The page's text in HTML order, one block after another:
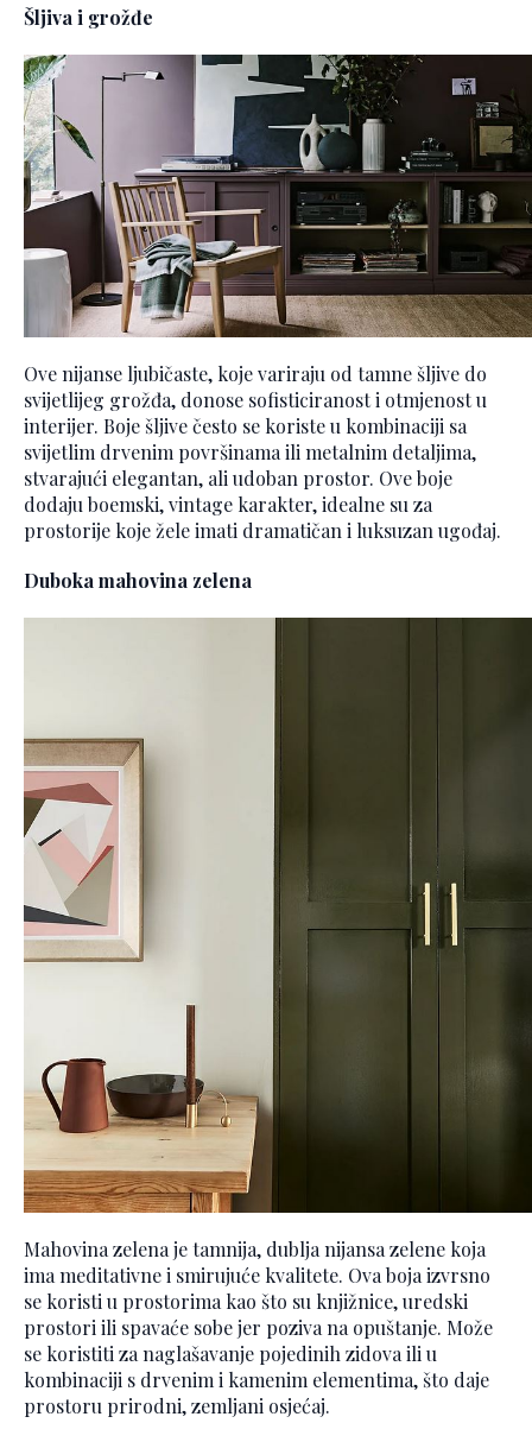
Šljiva i grožđe
Ove nijanse ljubičaste, koje variraju od tamne šljive do
svijetlijeg grožđa, donose sofisticiranost i otmjenost u
interijer. Boje šljive često se koriste u kombinaciji sa
svijetlim drvenim površinama ili metalnim detaljima,
stvarajući elegantan, ali udoban prostor. Ove boje
dodaju boemski, vintage karakter, idealne su za
prostorije koje žele imati dramatičan i luksuzan ugođaj.
Duboka mahovina zelena
Mahovina zelena je tamnija, dublja nijansa zelene koja
ima meditativne i smirujuće kvalitete. Ova boja izvrsno
se koristi u prostorima kao što su knjižnice, uredski
prostori ili spavaće sobe jer poziva na opuštanje. Može
se koristiti za naglašavanje pojedinih zidova ili u
kombinaciji s drvenim i kamenim elementima, što daje
prostoru prirodni, zemljani osjećaj.